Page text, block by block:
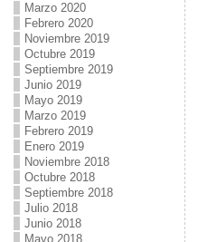
Marzo 2020
Febrero 2020
Noviembre 2019
Octubre 2019
Septiembre 2019
Junio 2019
Mayo 2019
Marzo 2019
Febrero 2019
Enero 2019
Noviembre 2018
Octubre 2018
Septiembre 2018
Julio 2018
Junio 2018
Mayo 2018